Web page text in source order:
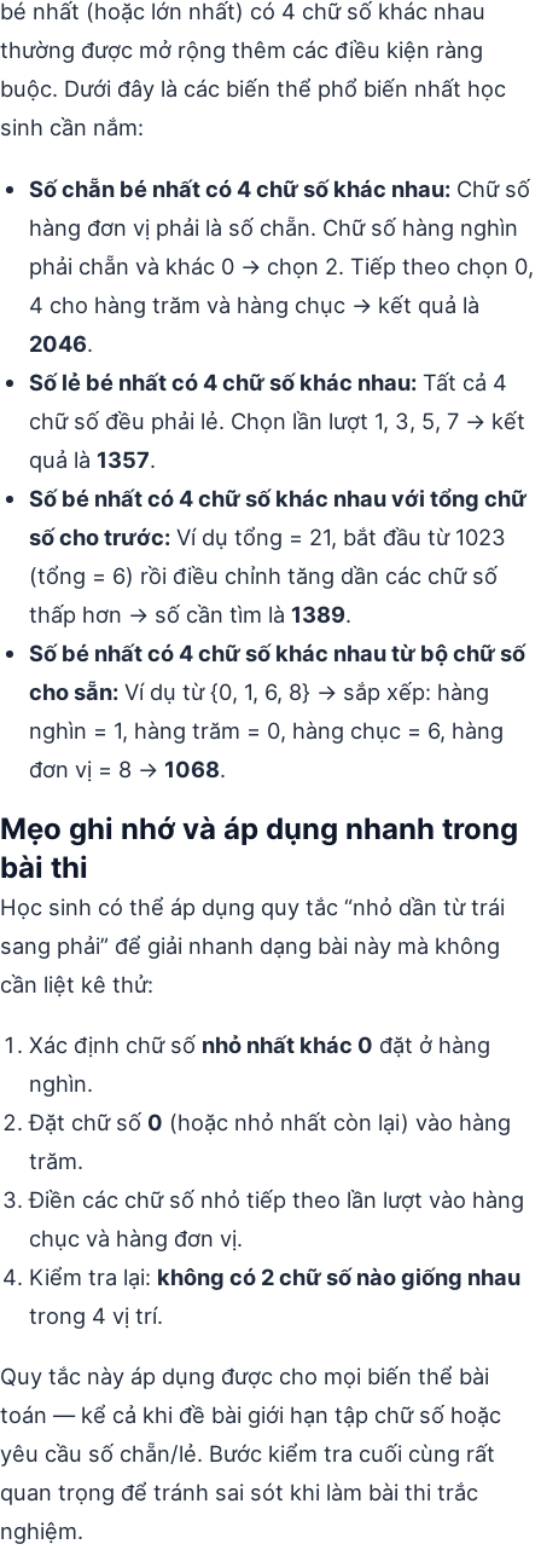
bé nhất (hoặc lớn nhất) có 4 chữ số khác nhau
thường được mở rộng thêm các điều kiện ràng
buộc. Dưới đây là các biến thể phổ biến nhất học
sinh cần nắm:
Số chẵn bé nhất có 4 chữ số khác nhau: Chữ số
hàng đơn vị phải là số chẵn. Chữ số hàng nghìn
phải chẵn và khác 0 → chọn 2. Tiếp theo chọn 0,
4 cho hàng trăm và hàng chục → kết quả là
2046.
Số lẻ bé nhất có 4 chữ số khác nhau: Tất cả 4
chữ số đều phải lẻ. Chọn lần lượt 1, 3, 5, 7 → kết
quả là 1357.
Số bé nhất có 4 chữ số khác nhau với tổng chữ
số cho trước: Ví dụ tổng = 21, bắt đầu từ 1023
(tổng = 6) rồi điều chỉnh tăng dần các chữ số
thấp hơn → số cần tìm là 1389.
Số bé nhất có 4 chữ số khác nhau từ bộ chữ số
cho sẵn: Ví dụ từ {0, 1, 6, 8} → sắp xếp: hàng
nghìn = 1, hàng trăm = 0, hàng chục = 6, hàng
đơn vị = 8 → 1068.
Mẹo ghi nhớ và áp dụng nhanh trong
bài thi
Học sinh có thể áp dụng quy tắc “nhỏ dần từ trái
sang phải” để giải nhanh dạng bài này mà không
cần liệt kê thử:
Xác định chữ số nhỏ nhất khác 0 đặt ở hàng
nghìn.
Đặt chữ số 0 (hoặc nhỏ nhất còn lại) vào hàng
trăm.
Điền các chữ số nhỏ tiếp theo lần lượt vào hàng
chục và hàng đơn vị.
Kiểm tra lại: không có 2 chữ số nào giống nhau
trong 4 vị trí.
Quy tắc này áp dụng được cho mọi biến thể bài
toán — kể cả khi đề bài giới hạn tập chữ số hoặc
yêu cầu số chẵn/lẻ. Bước kiểm tra cuối cùng rất
quan trọng để tránh sai sót khi làm bài thi trắc
nghiệm.